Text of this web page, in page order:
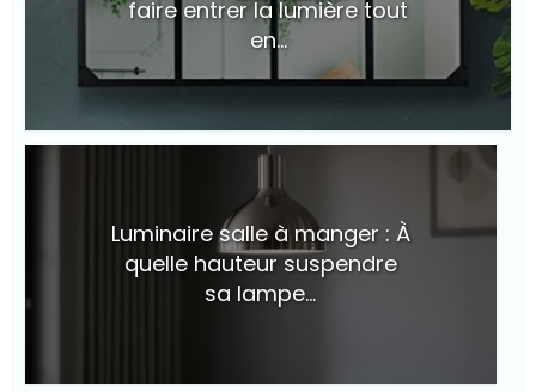
© Suite101
faire entrer la lumière tout
en...
Luminaire salle à manger : À
quelle hauteur suspendre
sa lampe...